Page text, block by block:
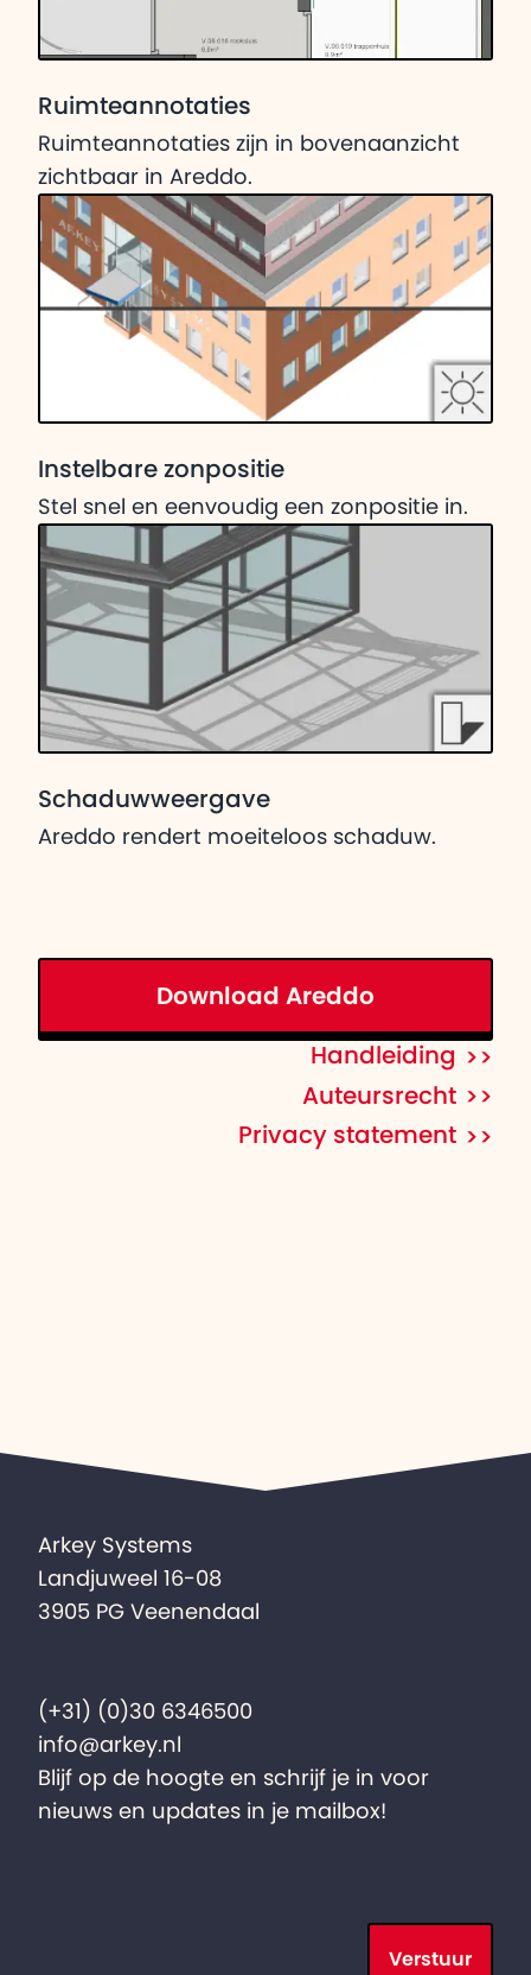
Ruimteannotaties
Ruimteannotaties zijn in bovenaanzicht
zichtbaar in Areddo.
Instelbare zonpositie
Stel snel en eenvoudig een zonpositie in.
Schaduwweergave
Areddo rendert moeiteloos schaduw.
Download Areddo
Handleiding
Auteursrecht
Privacy statement
Arkey Systems
Landjuweel 16-08
3905 PG Veenendaal
(+31) (0)30 6346500
info@arkey.nl
Blijf op de hoogte en schrijf je in voor
nieuws en updates in je mailbox!
Verstuur